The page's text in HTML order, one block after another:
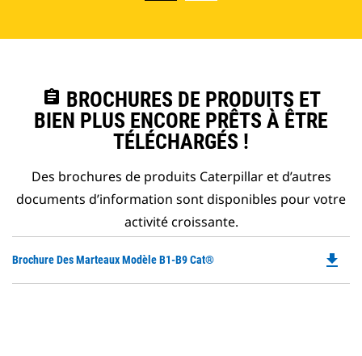
assignment BROCHURES DE PRODUITS ET
BIEN PLUS ENCORE PRÊTS À ÊTRE
TÉLÉCHARGÉS !
Des brochures de produits Caterpillar et d’autres
documents d’information sont disponibles pour votre
activité croissante.
Brochure Des Marteaux Modèle B1-B9 Cat® file_download